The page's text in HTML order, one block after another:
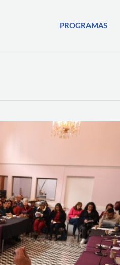
PROGRAMAS